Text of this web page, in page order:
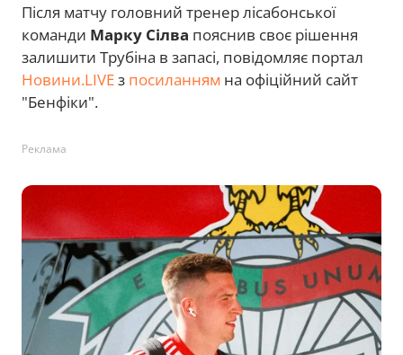
Після матчу головний тренер лісабонської
команди Марку Сілва пояснив своє рішення
залишити Трубіна в запасі, повідомляє портал
Новини.LIVEз посиланням на офіційний сайт
"Бенфіки".
Реклама